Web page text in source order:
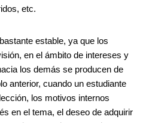
etc.
estable, ya que los
en el ámbito de intereses y
los demás se producen de
anterior, cuando un estudiante
los motivos internos
en el tema, el deseo de adquirir